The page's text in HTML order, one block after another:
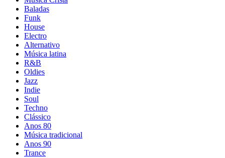
Baladas
Funk
House
Electro
Alternativo
Música latina
R&B
Oldies
Jazz
Indie
Soul
Techno
Clássico
Anos 80
Música tradicional
Anos 90
Trance